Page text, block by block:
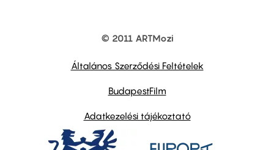
© 2011 ARTMozi
Általános Szerződési Feltételek
BudapestFilm
Adatkezelési tájékoztató